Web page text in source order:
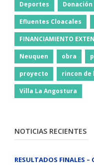
Deportes Donación
Efluentes Cloacales
FINANCIAMIENTO
Neuquen obra
proyecto rincon de
Villa La Angostura
NOTICIAS RECIENTES
RESULTADOS FINALES